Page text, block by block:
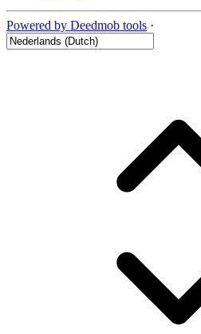
Powered by Deedmob tools ·